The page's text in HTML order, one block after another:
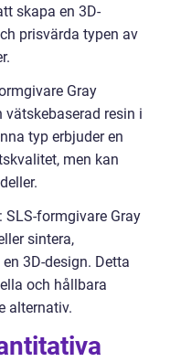
skapa en 3D-
prisvärda typen av
Gray
vätskebaserad resin i
typ erbjuder en
men kan
SLS-formgivare Gray
sintera,
3D-design. Detta
och hållbara
alternativ.